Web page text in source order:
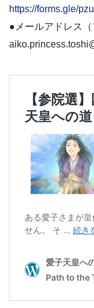
https://forms.gle/
●メールアドレス（